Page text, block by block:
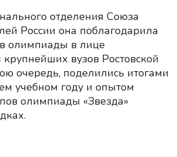
отделения Союза
России она поблагодарила
олимпиады в лице
крупнейших вузов Ростовской
очередь, поделились итогами
учебном году и опытом
олимпиады «Звезда»